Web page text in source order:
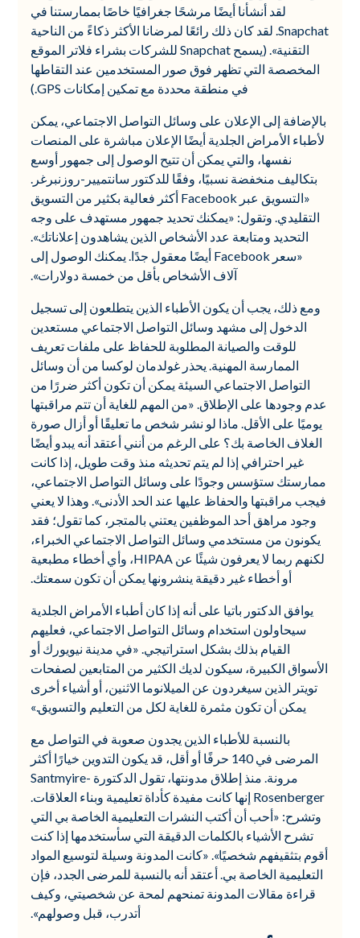
لقد أنشأنا أيضًا مرشحًا جغرافيًا خاصًا بممارستنا في
Snapchat. لقد كان ذلك رائعًا لمرضانا الأكثر ذكاءً من الناحية
التقنية». (يسمح Snapchat للشركات بشراء فلاتر الموقع
المخصصة التي تظهر فوق صور المستخدمين عند التقاطها
في منطقة محددة مع تمكين إمكانات GPS.)
بالإضافة إلى الإعلان على وسائل التواصل الاجتماعي، يمكن
لأطباء الأمراض الجلدية أيضًا الإعلان مباشرة على المنصات
نفسها، والتي يمكن أن تتيح الوصول إلى جمهور أوسع
بتكاليف منخفضة نسبيًا، وفقًا للدكتور سانتميير-روزنبرغر.
«التسويق عبر Facebook أكثر فعالية بكثير من التسويق
التقليدي. وتقول: «يمكنك تحديد جمهور مستهدف على وجه
التحديد ومتابعة عدد الأشخاص الذين يشاهدون إعلاناتك».
«سعر Facebook أيضًا معقول جدًا. يمكنك الوصول إلى
آلاف الأشخاص بأقل من خمسة دولارات».
ومع ذلك، يجب أن يكون الأطباء الذين يتطلعون إلى تسجيل
الدخول إلى مشهد وسائل التواصل الاجتماعي مستعدين
للوقت والصيانة المطلوبة للحفاظ على ملفات تعريف
الممارسة المهنية. يحذر غولدمان لوكسا من أن وسائل
التواصل الاجتماعي السيئة يمكن أن تكون أكثر ضررًا من
عدم وجودها على الإطلاق. «من المهم للغاية أن تتم مراقبتها
يوميًا على الأقل. ماذا لو نشر شخص ما تعليقًا أو أزال صورة
الغلاف الخاصة بك؟ على الرغم من أنني أعتقد أنه يبدو أيضًا
غير احترافي إذا لم يتم تحديثه منذ وقت طويل، إذا كانت
ممارستك ستؤسس وجودًا على وسائل التواصل الاجتماعي،
فيجب مراقبتها والحفاظ عليها عند الحد الأدنى». وهذا لا يعني
وجود مراهق أحد الموظفين يعتني بالمتجر، كما تقول؛ فقد
يكونون من مستخدمي وسائل التواصل الاجتماعي الخبراء،
لكنهم ربما لا يعرفون شيئًا عن HIPAA، وأي أخطاء مطبعية
أو أخطاء غير دقيقة ينشرونها يمكن أن تكون سمعتك.
يوافق الدكتور باتيا على أنه إذا كان أطباء الأمراض الجلدية
سيحاولون استخدام وسائل التواصل الاجتماعي، فعليهم
القيام بذلك بشكل استراتيجي. «في مدينة نيويورك أو
الأسواق الكبيرة، سيكون لديك الكثير من المتابعين لصفحات
تويتر الذين سيغردون عن الميلانوما الاثنين، أو أشياء أخرى
يمكن أن تكون مثمرة للغاية لكل من التعليم والتسويق.»
بالنسبة للأطباء الذين يجدون صعوبة في التواصل مع
المرضى في 140 حرفًا أو أقل، قد يكون التدوين خيارًا أكثر
مرونة. منذ إطلاق مدونتها، تقول الدكتورة Santmyire-
Rosenberger إنها كانت مفيدة كأداة تعليمية وبناء العلاقات.
وتشرح: «أحب أن أكتب النشرات التعليمية الخاصة بي التي
تشرح الأشياء بالكلمات الدقيقة التي سأستخدمها إذا كنت
أقوم بتثقيفهم شخصيًا». «كانت المدونة وسيلة لتوسيع المواد
التعليمية الخاصة بي. أعتقد أنه بالنسبة للمرضى الجدد، فإن
قراءة مقالات المدونة تمنحهم لمحة عن شخصيتي، وكيف
أتدرب، قبل وصولهم».